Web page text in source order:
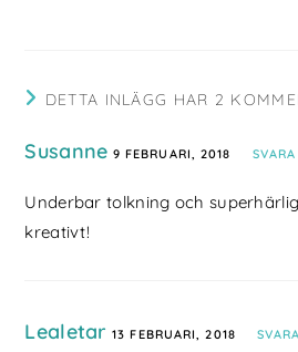
DETTA INLÄGG HAR 2
Susanne 9 FEBRUARI, 2018 SVARA
Underbar tolkning och
kreativt!
Lealetar 13 FEBRUARI, 2018 SVARA